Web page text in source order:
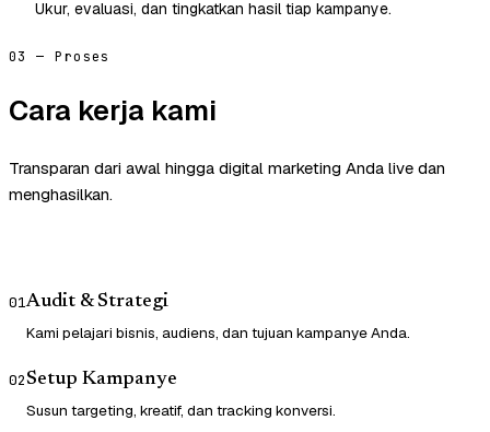
Ukur, evaluasi, dan tingkatkan hasil tiap kampanye.
03 — Proses
Cara kerja kami
Transparan dari awal hingga digital marketing Anda live dan
menghasilkan.
01Audit & Strategi
Kami pelajari bisnis, audiens, dan tujuan kampanye Anda.
02Setup Kampanye
Susun targeting, kreatif, dan tracking konversi.